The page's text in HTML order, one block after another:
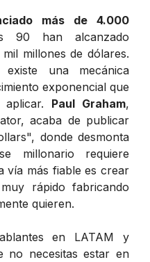
más de 4.000
han alcanzado
millones de dólares.
una mecánica
exponencial que
Paul Graham,
acaba de publicar
donde desmonta
millonario requiere
vía más fiable es crear
rápido fabricando
quieren.
en LATAM y
no necesitas estar en